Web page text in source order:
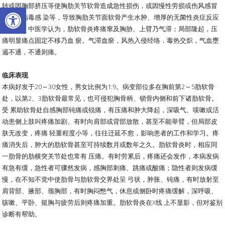
Open toolbar
转或因胸部挤压等使胸肋关节软骨造成急性损伤，或因慢性劳损或伤风感冒
引起的病毒感 染等，导致胸肋关节面软骨产生水肿、增厚的无菌性炎症反应
而发病。中医学认为，肋软骨炎疼痛窜及胸胁、上臂乃气滞；局部隆起，压
痛明显痛点固定不移乃血 瘀。气滞血瘀，风热入侵经络．毒热交炽，气血壅
遏不通，不通则痛。
临床表现
本病好发于20～30女性，男女比例为1:9。病变部位多在胸前第2～5肋软骨
处，以第2、3肋软骨最常见，也可侵犯胸骨柄、锁骨内侧和前下诸肋软骨。
受 累助软骨处自感胸部钝痛或锐痛，有压痛和肿大降起，深吸气、唼嗽或活
动患侧上肢叫疼痛加剧、有时向肩部或背部放散，甚至不能举臂，但局部皮
肤无改变，疼痛 轻重程度小等，往往迁延不愈，影响患者的工作和学习。疼
痛消失后，肿大的肋软骨甚至可持续数月或数年之久。肋软骨炎时，相应同
一肋骨的肋横突关节处也常有 压痛。有时劳累后，疼痛还会发作，本病发病
有急有缓，急性者可骤然发病，感胸部刺痛、跳痛或酸痛；隐性者则发病缓
慢，在不知不觉中使肋骨与肋软骨交界处呈 弓状，肿胀、钝痛，有时放射至
肩背部、腋部、颈胸部，有时胸闷憋气，休息或侧卧时疼痛缓解，深呼吸、
咳嗽、平卧、挺胸与疲劳后则疼痛加重。肋软骨炎在X线 上不显影，但对鉴别
诊断有帮助。